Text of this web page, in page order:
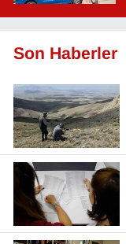
Son Haberler